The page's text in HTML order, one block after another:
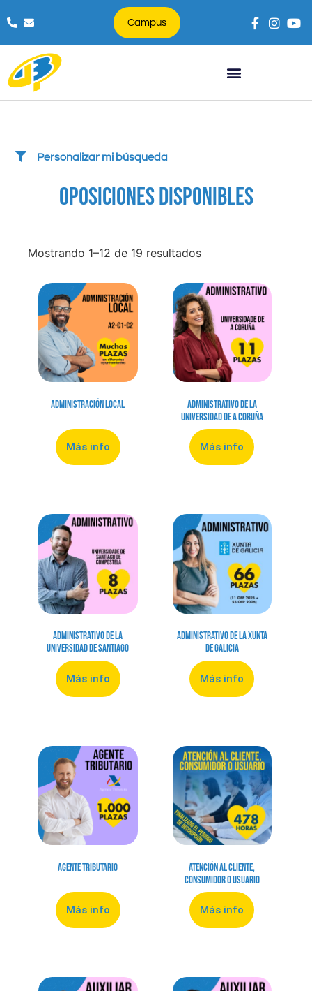
Campus
Personalizar mi búsqueda
OPOSICIONES DISPONIBLES
Mostrando 1–12 de 19 resultados
Administración local
Más info
Administrativo de la
Universidad de A Coruña
Más info
Administrativo de la
Universidad de Santiago
Más info
Administrativo de la Xunta
de Galicia
Más info
Agente Tributario
Más info
Atención al cliente,
consumidor o usuario
Más info